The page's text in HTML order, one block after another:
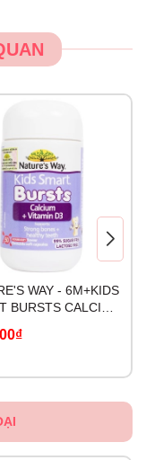
WAY - 6M+KIDS
BURSTS CALCIUM